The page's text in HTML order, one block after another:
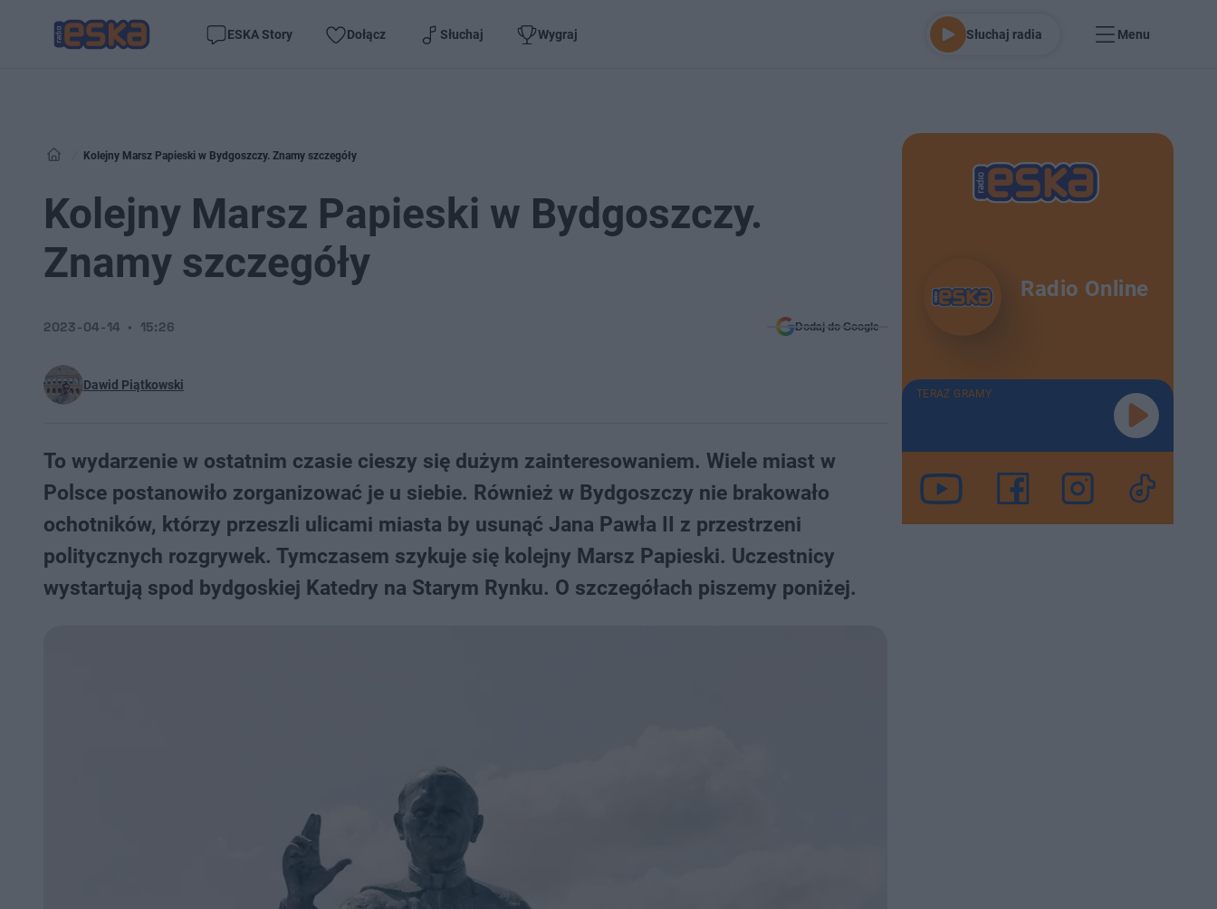
ESKA Story Dołącz Słuchaj Wygraj Słuchaj radia Menu
Kolejny Marsz Papieski w Bydgoszczy. Znamy szczegóły
Kolejny Marsz Papieski w Bydgoszczy.
Znamy szczegóły
Dawid Piątkowski
2023-04-14 15:26 Dodaj do Google
To wydarzenie w ostatnim czasie cieszy się dużym zainteresowaniem. Wiele miast w
Polsce postanowiło zorganizować je u siebie. Również w Bydgoszczy nie brakowało
ochotników, którzy przeszli ulicami miasta by usunąć Jana Pawła II z przestrzeni
politycznych rozgrywek. Tymczasem szykuje się kolejny Marsz Papieski. Uczestnicy
wystartują spod bydgoskiej Katedry na Starym Rynku. O szczegółach piszemy poniżej.
Radio Online
TERAZ GRAMY